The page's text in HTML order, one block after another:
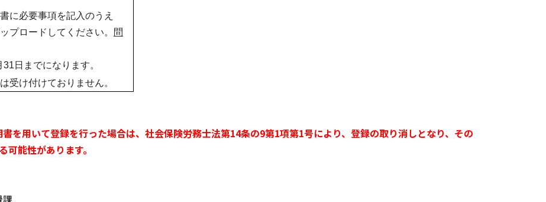
に必要事項を記入のうえ
プロードしてください。
問
日までになります。
受け付けておりません。
を用いて登録を行った場合は、社会保険労務士法第14条の9第1項第1号により、登録の取り消しとなり、その
能性があります。